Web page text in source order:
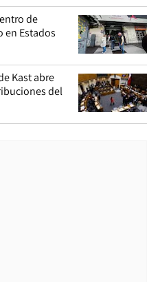
de
en Estados
Kast abre
del